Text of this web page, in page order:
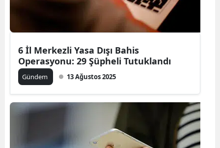
6 İl Merkezli Yasa Dışı Bahis
Operasyonu: 29 Şüpheli Tutuklandı
Gündem 13 Ağustos 2025